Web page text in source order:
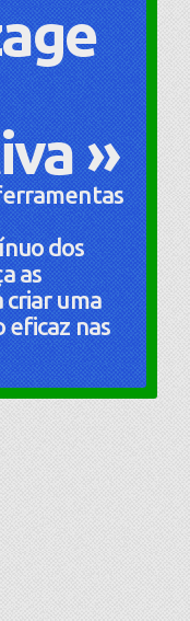
»
dos
as
uma
nas